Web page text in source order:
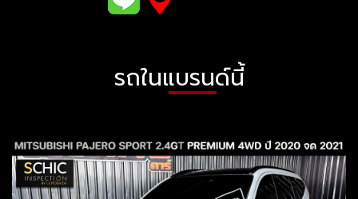
รถในแบรนด์นี้